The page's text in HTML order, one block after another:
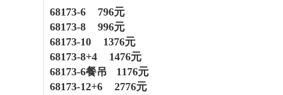
68173-6 796元
68173-8 996元
68173-10 1376元
68173-8+4 1476元
68173-6餐吊 1176元
68173-12+6 2776元